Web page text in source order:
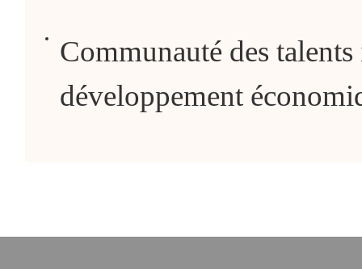
Communauté des
développement